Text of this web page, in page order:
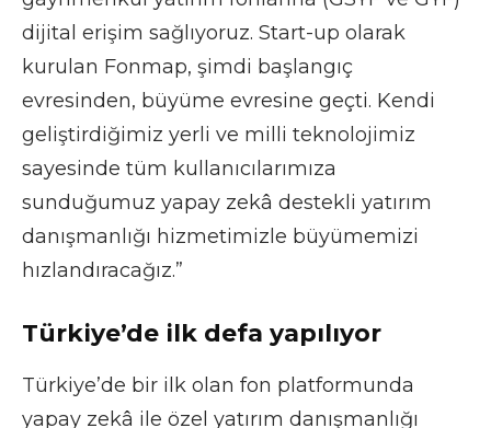
dijital erişim sağlıyoruz. Start-up olarak
kurulan Fonmap, şimdi başlangıç
evresinden, büyüme evresine geçti. Kendi
geliştirdiğimiz yerli ve milli teknolojimiz
sayesinde tüm kullanıcılarımıza
sunduğumuz yapay zekâ destekli yatırım
danışmanlığı hizmetimizle büyümemizi
hızlandıracağız.”
Türkiye’de ilk defa yapılıyor
Türkiye’de bir ilk olan fon platformunda
yapay zekâ ile özel yatırım danışmanlığı